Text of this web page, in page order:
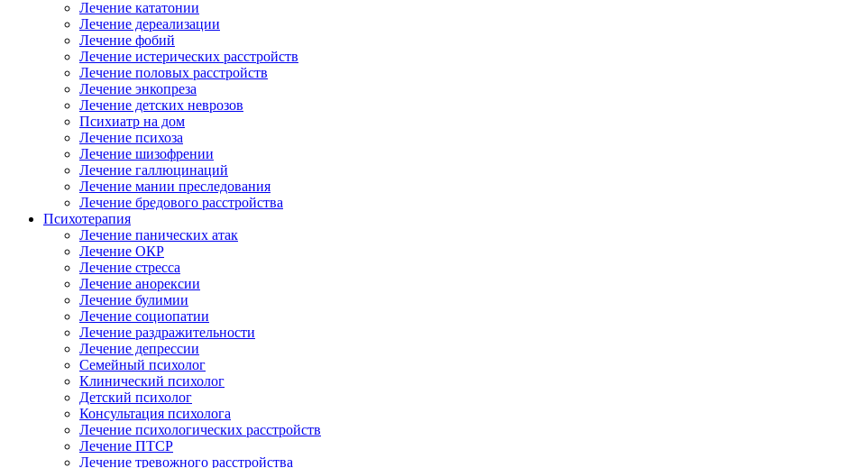
Лечение кататонии
Лечение дереализации
Лечение фобий
Лечение истерических расстройств
Лечение половых расстройств
Лечение энкопреза
Лечение детских неврозов
Психиатр на дом
Лечение психоза
Лечение шизофрении
Лечение галлюцинаций
Лечение мании преследования
Лечение бредового расстройства
Психотерапия
Лечение панических атак
Лечение ОКР
Лечение стресса
Лечение анорексии
Лечение булимии
Лечение социопатии
Лечение раздражительности
Лечение депрессии
Семейный психолог
Клинический психолог
Детский психолог
Консультация психолога
Лечение психологических расстройств
Лечение ПТСР
Лечение тревожного расстройства